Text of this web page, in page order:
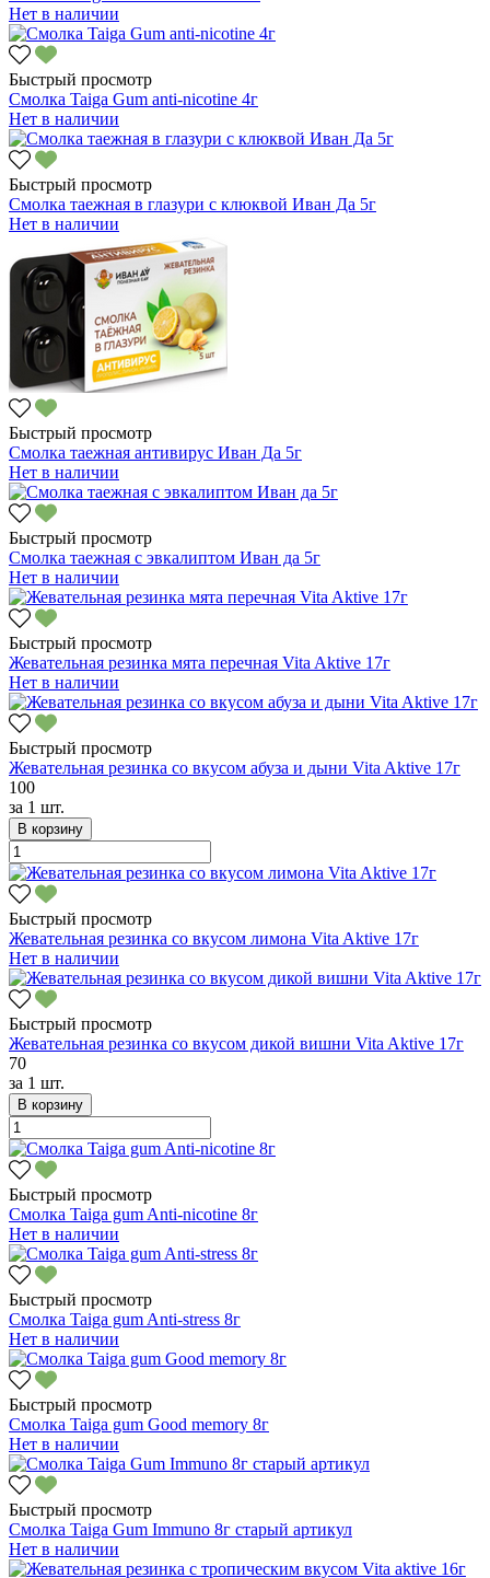
Нет в наличии
Быстрый просмотр
Смолка Taiga Gum anti-nicotine 4г
Нет в наличии
Быстрый просмотр
Смолка таежная в глазури с клюквой Иван Да 5г
Нет в наличии
Быстрый просмотр
Смолка таежная антивирус Иван Да 5г
Нет в наличии
Быстрый просмотр
Смолка таежная с эвкалиптом Иван да 5г
Нет в наличии
Быстрый просмотр
Жевательная резинка мята перечная Vita Aktive 17г
Нет в наличии
Быстрый просмотр
Жевательная резинка со вкусом абуза и дыни Vita Aktive 17г
100
за 1 шт.
В корзину
Быстрый просмотр
Жевательная резинка со вкусом лимона Vita Aktive 17г
Нет в наличии
Быстрый просмотр
Жевательная резинка со вкусом дикой вишни Vita Aktive 17г
70
за 1 шт.
В корзину
Быстрый просмотр
Смолка Taiga gum Anti-nicotine 8г
Нет в наличии
Быстрый просмотр
Смолка Taiga gum Anti-stress 8г
Нет в наличии
Быстрый просмотр
Смолка Taiga gum Good memory 8г
Нет в наличии
Быстрый просмотр
Смолка Taiga Gum Immuno 8г старый артикул
Нет в наличии